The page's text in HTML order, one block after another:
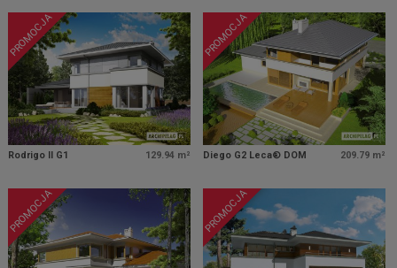
PROMOCJA
Rodrigo II G1 129.94 m²
PROMOCJA
Diego G2 Leca® DOM 209.79 m²
PROMOCJA PROMOCJA